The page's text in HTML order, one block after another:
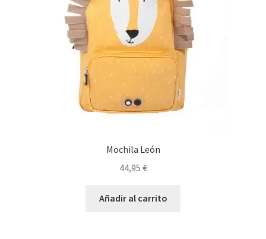
Mochila León
44,95 €
Añadir al carrito